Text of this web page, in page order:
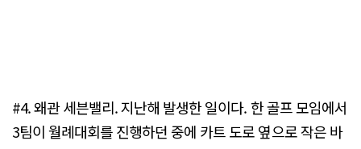
#4. 왜관 세븐밸리. 지난해 발생한 일이다. 한 골프 모임에서
3팀이 월례대회를 진행하던 중에 카트 도로 옆으로 작은 바